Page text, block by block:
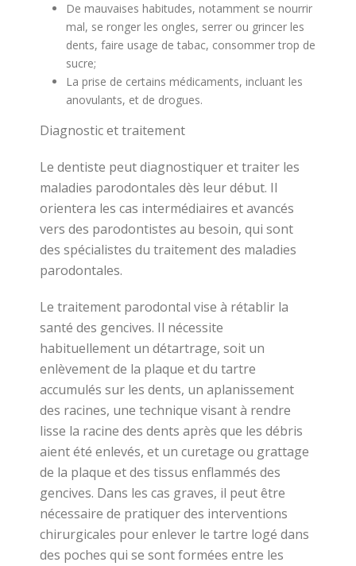
De mauvaises habitudes, notamment se nourrir
mal, se ronger les ongles, serrer ou grincer les
dents, faire usage de tabac, consommer trop de
sucre;
La prise de certains médicaments, incluant les
anovulants, et de drogues.
Diagnostic et traitement
Le dentiste peut diagnostiquer et traiter les
maladies parodontales dès leur début. Il
orientera les cas intermédiaires et avancés
vers des parodontistes au besoin, qui sont
des spécialistes du traitement des maladies
parodontales.
Le traitement parodontal vise à rétablir la
santé des gencives. Il nécessite
habituellement un détartrage, soit un
enlèvement de la plaque et du tartre
accumulés sur les dents, un aplanissement
des racines, une technique visant à rendre
lisse la racine des dents après que les débris
aient été enlevés, et un curetage ou grattage
de la plaque et des tissus enflammés des
gencives. Dans les cas graves, il peut être
nécessaire de pratiquer des interventions
chirurgicales pour enlever le tartre logé dans
des poches qui se sont formées entre les